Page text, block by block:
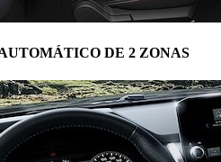
DE 2 ZONAS